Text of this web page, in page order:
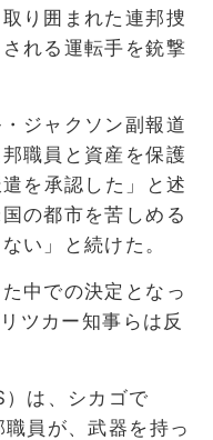
り囲まれた連邦捜
れる運転手を銃撃
ジャクソン副報道
職員と資産を保護
を承認した」と述
の都市を苦しめる
い」と続けた。
中での決定となっ
ツカー知事らは反
は、シカゴで
職員が、武器を持っ